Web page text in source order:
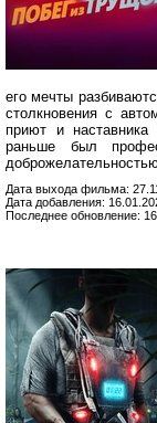
его мечты
столкновения с
приют и
раньше был
Дата выхода фильма:
Дата добавления:
Последнее обновление: